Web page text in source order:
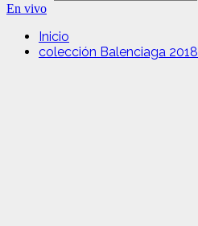
En vivo
Inicio
colección Balenciaga 2018